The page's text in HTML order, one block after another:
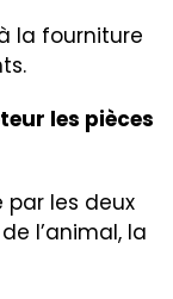
la fourniture
les pièces
par les deux
l’animal, la